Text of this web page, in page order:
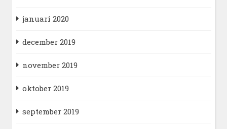
januari 2020
december 2019
november 2019
oktober 2019
september 2019